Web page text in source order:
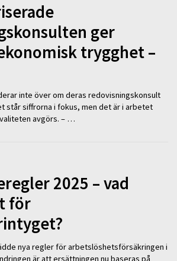
ger
trygghet –
inte över om deras redovisningskonsult
står siffrorna i fokus, men det är i arbetet
avgörs. – …
2025 – vad
för
nya regler för arbetslöshetsförsäkringen i
är att ersättningen nu baseras på